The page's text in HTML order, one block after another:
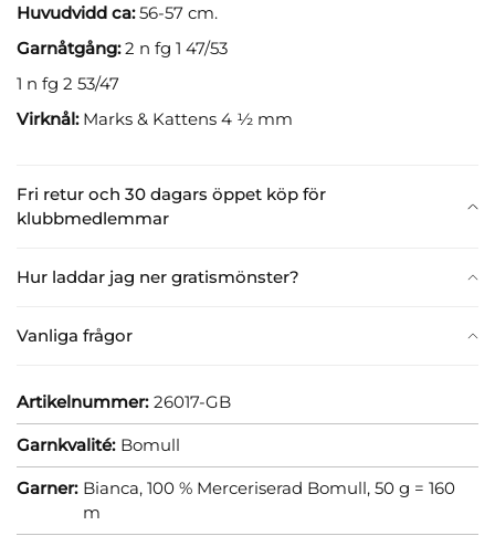
Fri retur och 30 dagars öppet köp för
klubbmedlemmar
Hur laddar jag ner gratismönster?
Vanliga frågor
Huvudvidd ca:56-57 cm.
Garnåtgång:2 n fg 1 47/53
1 n fg 2 53/47
Virknål: Marks & Kattens 4 ½ mm
Artikelnummer: 26017-GB
Garnkvalité: Bomull
Garner: Bianca, 100 % Merceriserad Bomull, 50 g = 160
m